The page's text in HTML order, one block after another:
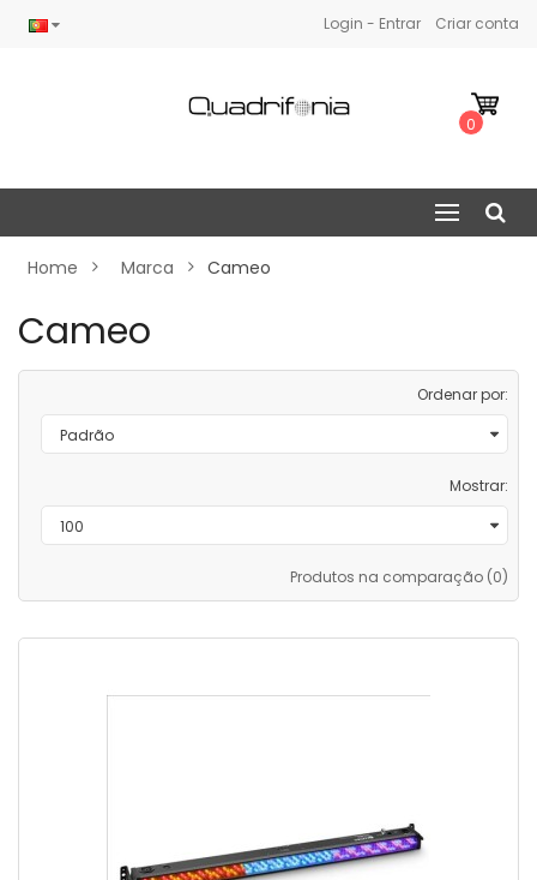
Login - Entrar Criar conta
0
Home Marca Cameo
Cameo
Ordenar por:
Mostrar:
Produtos na comparação (0)